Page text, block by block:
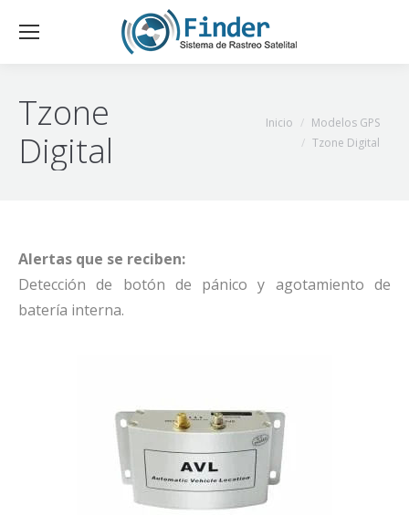
Tzone
Digital
Inicio
Modelos GPS
Tzone Digital
Alertas que se reciben:
Detección de botón de pánico y agotamiento de
batería interna.